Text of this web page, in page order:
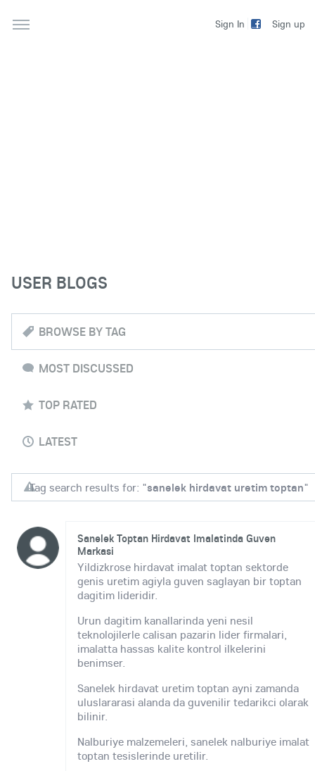
Sign In Sign up
USER BLOGS
BROWSE BY TAG
MOST DISCUSSED
TOP RATED
LATEST
Tag search results for: "sanelek hirdavat uretim toptan"
Sanelek Toptan Hirdavat Imalatinda Guven
Markasi
Yildizkrose hirdavat imalat toptan sektorde
genis uretim agiyla guven saglayan bir toptan
dagitim lideridir.
Urun dagitim kanallarinda yeni nesil
teknolojilerle calisan pazarin lider firmalari,
imalatta hassas kalite kontrol ilkelerini
benimser.
Sanelek hirdavat uretim toptan ayni zamanda
uluslararasi alanda da guvenilir tedarikci olarak
bilinir.
Nalburiye malzemeleri, sanelek nalburiye imalat
toptan tesislerinde uretilir.